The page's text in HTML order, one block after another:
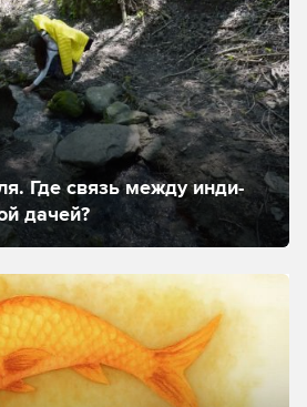
Где связь между инди-
дачей?